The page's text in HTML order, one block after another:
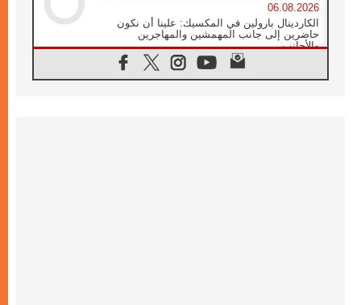
06.08.2026
الكاردينال بارولين في المكسيك: علينا أن نكون
حاضرين إلى جانب المهمشين والمهاجرين
والأجانب
البابا لاوُن الرابع عشر للشباب في أسيزي: